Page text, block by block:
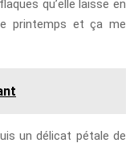
qu’elle laisse en
printemps et ça me
un délicat pétale de